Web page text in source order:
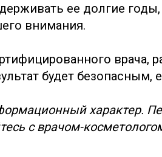
ее долгие
внимания.
врача,
будет
характер.
с врачом-